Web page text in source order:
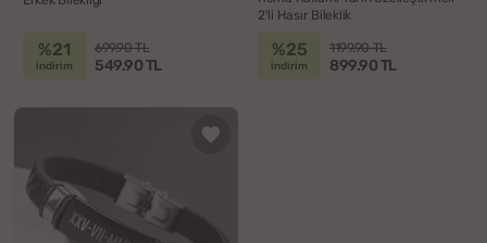
%21
indirim
699.90 TL
549.90 TL
2'li Hasır Bileklik
%25
indirim
1199.90 TL
899.90 TL